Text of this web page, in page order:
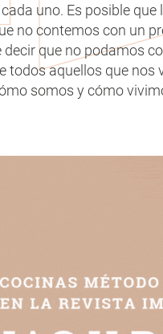
uno. Es posible
no contemos con un
decir que no podamos
todos aquellos que nos
somos y cómo